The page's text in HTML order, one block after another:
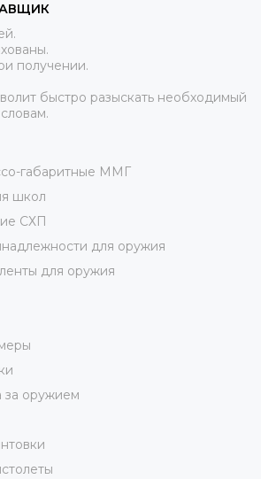
получении.
быстро разыскать необходимый
габаритные ММГ
школ
СХП
для оружия
для оружия
за оружием